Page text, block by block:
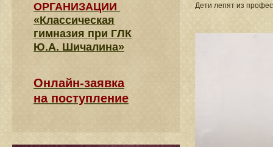
Дети лепят из
ОРГАНИЗАЦИИ
«Классическая
гимназия при ГЛК
Ю.А. Шичалина»
Онлайн-заявка
на поступление